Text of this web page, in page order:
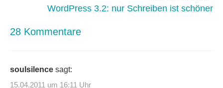
WordPress 3.2: nur Schreiben ist schöner
28 Kommentare
soulsilence sagt:
15.04.2011 um 16:11 Uhr